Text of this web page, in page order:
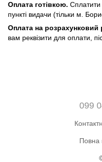
Оплата готівкою.
пункті видачи (тільки м.
Оплата на розрахунковий
вам реквізити для оплати,
099
Повна